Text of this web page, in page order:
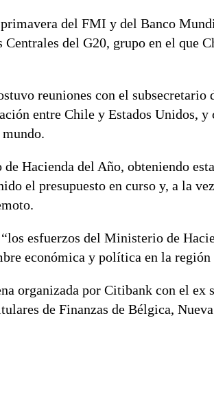
del FMI y del Banco
del G20, grupo en el que
reuniones con el subsecretario
entre Chile y Estados Unidos,
Hacienda del Año, obteniendo
el presupuesto en curso y, a la
esfuerzos del Ministerio de
económica y política en la
organizada por Citibank con el ex
de Finanzas de Bélgica,